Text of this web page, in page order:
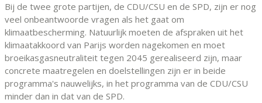
Bij de twee grote partijen, de CDU/CSU en de SPD, zijn er nog
veel onbeantwoorde vragen als het gaat om
klimaatbescherming. Natuurlijk moeten de afspraken uit het
klimaatakkoord van Parijs worden nagekomen en moet
broeikasgasneutraliteit tegen 2045 gerealiseerd zijn, maar
concrete maatregelen en doelstellingen zijn er in beide
programma's nauwelijks, in het programma van de CDU/CSU
minder dan in dat van de SPD.